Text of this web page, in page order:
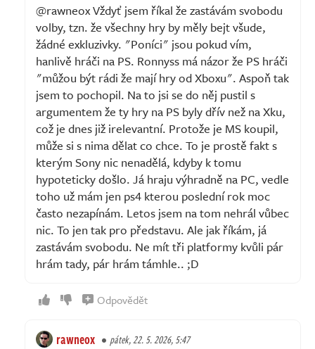
@rawneox Vždyť jsem říkal že zastávám svobodu
volby, tzn. že všechny hry by měly bejt všude,
žádné exkluzivky. "Poníci" jsou pokud vím,
hanlivě hráči na PS. Ronnyss má názor že PS hráči
"můžou být rádi že mají hry od Xboxu". Aspoň tak
jsem to pochopil. Na to jsi se do něj pustil s
argumentem že ty hry na PS byly dřív než na Xku,
což je dnes již irelevantní. Protože je MS koupil,
může si s nima dělat co chce. To je prostě fakt s
kterým Sony nic nenadělá, kdyby k tomu
hypoteticky došlo. Já hraju výhradně na PC, vedle
toho už mám jen ps4 kterou poslední rok moc
často nezapínám. Letos jsem na tom nehrál vůbec
nic. To jen tak pro představu. Ale jak říkám, já
zastávám svobodu. Ne mít tři platformy kvůli pár
hrám tady, pár hrám támhle.. ;D
Odpovědět
rawneox pátek, 22. 5. 2026, 5:47